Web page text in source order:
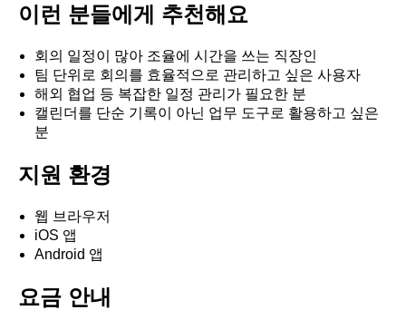
이런 분들에게 추천해요
회의 일정이 많아 조율에 시간을 쓰는 직장인
팀 단위로 회의를 효율적으로 관리하고 싶은 사용자
해외 협업 등 복잡한 일정 관리가 필요한 분
캘린더를 단순 기록이 아닌 업무 도구로 활용하고 싶은
분
지원 환경
웹 브라우저
iOS 앱
Android 앱
요금 안내